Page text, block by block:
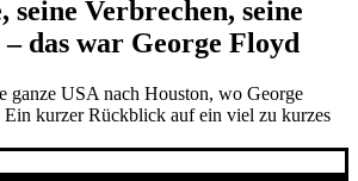
seine Verbrechen, seine
das war George Floyd
ganze USA nach Houston, wo George
kurzer Rückblick auf ein viel zu kurzes